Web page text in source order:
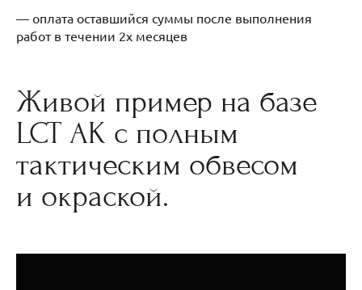
— оплата оставшийся суммы после выполнения
работ в течении 2х месяцев
Живой пример на базе
LCT AK с полным
тактическим обвесом
и окраской.